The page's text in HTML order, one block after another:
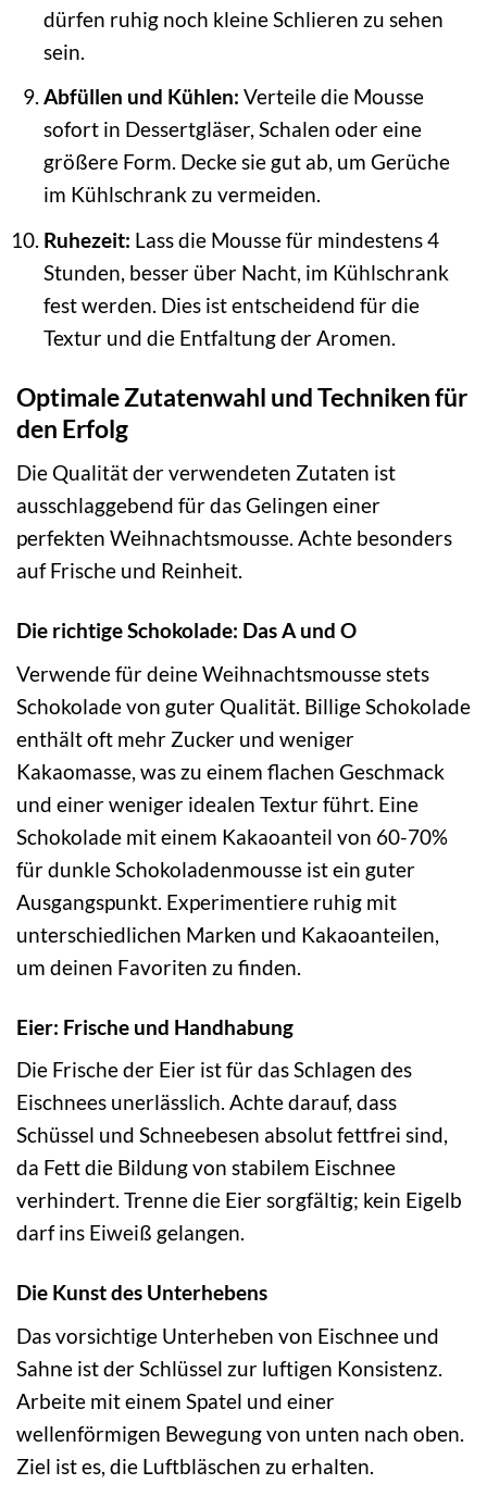
dürfen ruhig noch kleine Schlieren zu sehen
sein.
Abfüllen und Kühlen: Verteile die Mousse
sofort in Dessertgläser, Schalen oder eine
größere Form. Decke sie gut ab, um Gerüche
im Kühlschrank zu vermeiden.
Ruhezeit: Lass die Mousse für mindestens 4
Stunden, besser über Nacht, im Kühlschrank
fest werden. Dies ist entscheidend für die
Textur und die Entfaltung der Aromen.
Optimale Zutatenwahl und Techniken für
den Erfolg
Die Qualität der verwendeten Zutaten ist
ausschlaggebend für das Gelingen einer
perfekten Weihnachtsmousse. Achte besonders
auf Frische und Reinheit.
Die richtige Schokolade: Das A und O
Verwende für deine Weihnachtsmousse stets
Schokolade von guter Qualität. Billige Schokolade
enthält oft mehr Zucker und weniger
Kakaomasse, was zu einem flachen Geschmack
und einer weniger idealen Textur führt. Eine
Schokolade mit einem Kakaoanteil von 60-70%
für dunkle Schokoladenmousse ist ein guter
Ausgangspunkt. Experimentiere ruhig mit
unterschiedlichen Marken und Kakaoanteilen,
um deinen Favoriten zu finden.
Eier: Frische und Handhabung
Die Frische der Eier ist für das Schlagen des
Eischnees unerlässlich. Achte darauf, dass
Schüssel und Schneebesen absolut fettfrei sind,
da Fett die Bildung von stabilem Eischnee
verhindert. Trenne die Eier sorgfältig; kein Eigelb
darf ins Eiweiß gelangen.
Die Kunst des Unterhebens
Das vorsichtige Unterheben von Eischnee und
Sahne ist der Schlüssel zur luftigen Konsistenz.
Arbeite mit einem Spatel und einer
wellenförmigen Bewegung von unten nach oben.
Ziel ist es, die Luftbläschen zu erhalten.